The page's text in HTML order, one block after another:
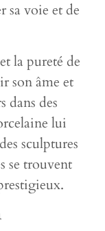
sa voie et de
la pureté de
son âme et
dans des
lui
sculptures
se trouvent